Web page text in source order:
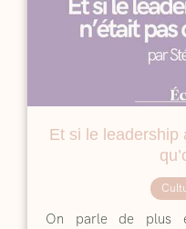
Et si le leadership
On parle de plus